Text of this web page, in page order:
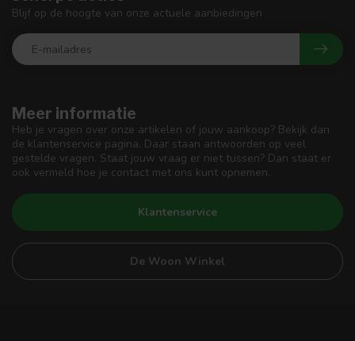
Meer informatie
Heb je vragen over onze artikelen of jouw aankoop? Bekijk dan
de klantenservice pagina. Daar staan antwoorden op veel
gestelde vragen. Staat jouw vraag er niet tussen? Dan staat er
ook vermeld hoe je contact met ons kunt opnemen.
Klantenservice
De Woon Winkel
Blijf op de hoogte van onze actuele aanbiedingen